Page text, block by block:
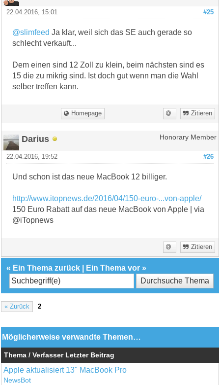
#25
22.04.2016, 15:01
@slimfeed Ja klar, weil sich das SE auch gerade so
schlecht verkauft...
Dem einen sind 12 Zoll zu klein, beim nächsten sind es
15 die zu mikrig sind. Ist doch gut wenn man die Wahl
selber treffen kann.
Homepage Zitieren
Darius Honorary Member
#26
22.04.2016, 19:52
Und schon ist das neue MacBook 12 billiger.
http://www.itopnews.de/2016/04/150-euro-...von-apple/
150 Euro Rabatt auf das neue MacBook von Apple | via
@iTopnews
Zitieren
« Ein Thema zurück Ein Thema vor »
« Zurück 2
Möglicherweise verwandte Themen…
Thema / Verfasser Letzter Beitrag
Apple aktualisiert 13" MacBook Pro
NewsBot